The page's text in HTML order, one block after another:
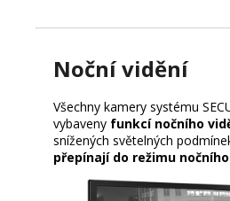
Noční vidění
Všechny kamery systému
vybaveny funkcí nočního
snížených světelných
přepínají do režimu